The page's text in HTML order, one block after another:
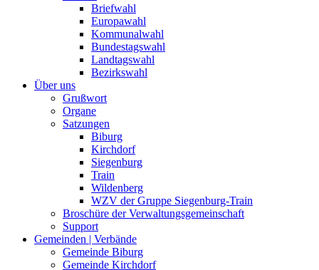
Briefwahl
Europawahl
Kommunalwahl
Bundestagswahl
Landtagswahl
Bezirkswahl
Über uns
Grußwort
Organe
Satzungen
Biburg
Kirchdorf
Siegenburg
Train
Wildenberg
WZV der Gruppe Siegenburg-Train
Broschüre der Verwaltungsgemeinschaft
Support
Gemeinden | Verbände
Gemeinde Biburg
Gemeinde Kirchdorf